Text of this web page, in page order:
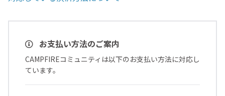
お支払い方法のご案内
CAMPFIREコミュニティは以下のお支払い方法に対応し
ています。